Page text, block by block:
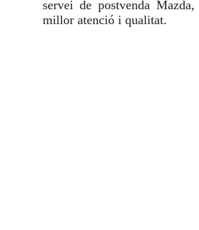
servei de postvenda
millor atenció i qualitat.